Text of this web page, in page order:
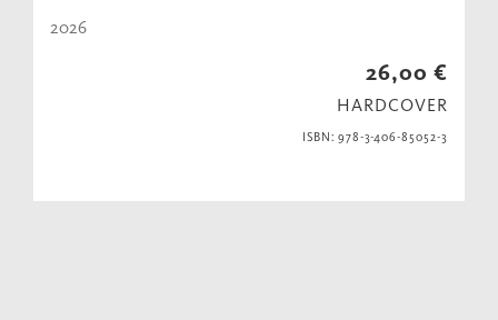
2026
26,00 €
HARDCOVER
ISBN: 978-3-406-85052-3